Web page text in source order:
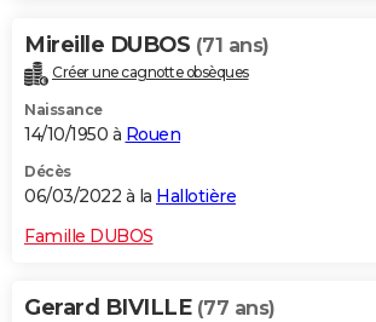
Dictionnaire
Biographies
Citations
Expressions
Proverbes
PROGRAMME TV
COPAINS D'AVANT
S'inscrire
Se connecter
Lycées
Collèges
Primaires
Universités
Entreprises
Service militaire
Avis de recherche
AVIS DE DÉCÈS
Mireille DUBOS (71 ans)
Créer une cagnotte obsèques
Naissance
14/10/1950 à Rouen
Décès
06/03/2022 à la Hallotière
Famille DUBOS
Gerard BIVILLE (77 ans)